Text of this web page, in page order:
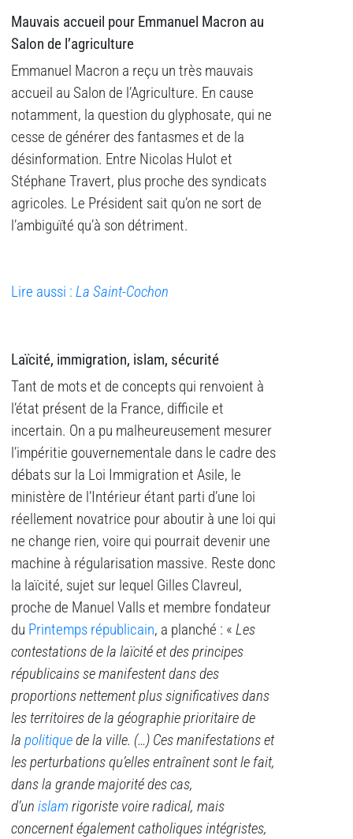
Mauvais accueil pour Emmanuel Macron au
Salon de l’agriculture
Emmanuel Macron a reçu un très mauvais
accueil au Salon de l’Agriculture. En cause
notamment, la question du glyphosate, qui ne
cesse de générer des fantasmes et de la
désinformation. Entre Nicolas Hulot et
Stéphane Travert, plus proche des syndicats
agricoles. Le Président sait qu’on ne sort de
l’ambiguïté qu’à son détriment.
Lire aussi : La Saint-Cochon
Laïcité, immigration, islam, sécurité
Tant de mots et de concepts qui renvoient à
l’état présent de la France, difficile et
incertain. On a pu malheureusement mesurer
l’impéritie gouvernementale dans le cadre des
débats sur la Loi Immigration et Asile, le
ministère de l’Intérieur étant parti d’une loi
réellement novatrice pour aboutir à une loi qui
ne change rien, voire qui pourrait devenir une
machine à régularisation massive. Reste donc
la laïcité, sujet sur lequel Gilles Clavreul,
proche de Manuel Valls et membre fondateur
du Printemps républicain, a planché : « Les
contestations de la laïcité et des principes
républicains se manifestent dans des
proportions nettement plus significatives dans
les territoires de la géographie prioritaire de
la politiquede la ville. (…) Ces manifestations et
les perturbations qu’elles entraînent sont le fait,
dans la grande majorité des cas,
d’un islam rigoriste voire radical, mais
concernent également catholiques intégristes,